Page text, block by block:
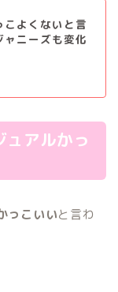
こよくないと言
ニーズも変化
ュアルかっ
っこいいと言わ